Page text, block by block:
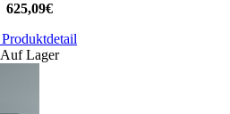
625,09€
Produktdetail
Auf Lager